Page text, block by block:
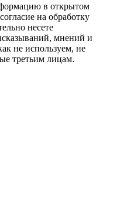
в открытом
на обработку
несете
мнений и
не используем, не
третьим лицам.